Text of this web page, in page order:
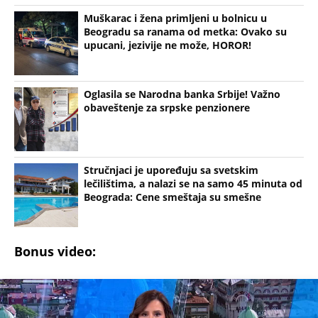
Muškarac i žena primljeni u bolnicu u
Beogradu sa ranama od metka: Ovako su
upucani, jezivije ne može, HOROR!
Oglasila se Narodna banka Srbije! Važno
obaveštenje za srpske penzionere
Stručnjaci je upoređuju sa svetskim
lečilištima, a nalazi se na samo 45 minuta od
Beograda: Cene smeštaja su smešne
Bonus video: